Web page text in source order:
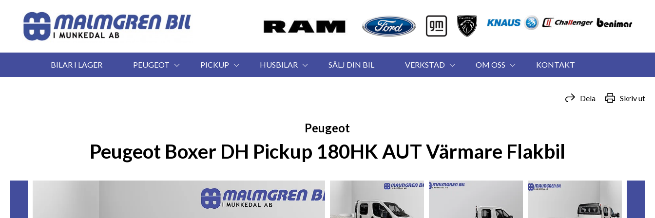
BILAR I LAGER PEUGEOT PICKUP HUSBILAR SÄLJ DIN BIL VERKSTAD OM OSS KONTAKT
Dela Skriv ut
Peugeot
Peugeot Boxer DH Pickup 180HK AUT Värmare Flakbil